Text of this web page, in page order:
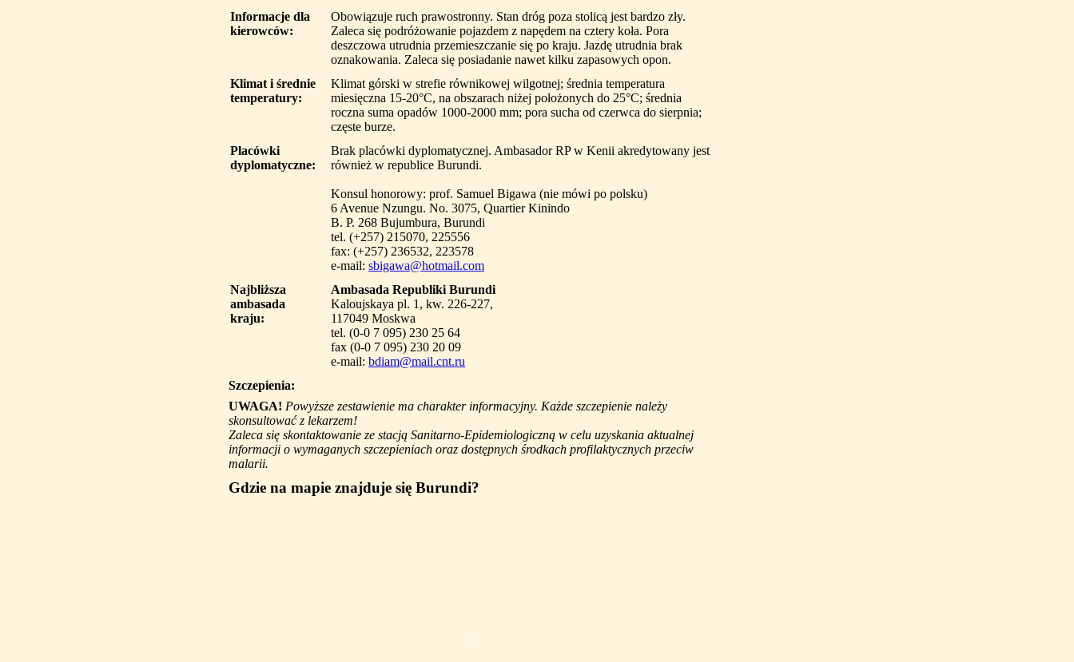
Informacje dla
kierowców:
Obowiązuje ruch prawostronny. Stan dróg poza stolicą jest bardzo zły.
Zaleca się podróżowanie pojazdem z napędem na cztery koła. Pora
deszczowa utrudnia przemieszczanie się po kraju. Jazdę utrudnia brak
oznakowania. Zaleca się posiadanie nawet kilku zapasowych opon.
Klimat i średnie
temperatury:
Klimat górski w strefie równikowej wilgotnej; średnia temperatura
miesięczna 15-20°C, na obszarach niżej położonych do 25°C; średnia
roczna suma opadów 1000-2000 mm; pora sucha od czerwca do sierpnia;
częste burze.
Placówki
dyplomatyczne:
Brak placówki dyplomatycznej. Ambasador RP w Kenii akredytowany jest
również w republice Burundi.
Konsul honorowy: prof. Samuel Bigawa (nie mówi po polsku)
6 Avenue Nzungu. No. 3075, Quartier Kinindo
B. P. 268 Bujumbura, Burundi
tel. (+257) 215070, 225556
fax: (+257) 236532, 223578
e-mail: sbigawa@hotmail.com
Najbliższa
ambasada
kraju:
Ambasada Republiki Burundi
Kaloujskaya pl. 1, kw. 226-227,
117049 Moskwa
tel. (0-0 7 095) 230 25 64
fax (0-0 7 095) 230 20 09
e-mail: bdiam@mail.cnt.ru
Szczepienia:
UWAGA! Powyższe zestawienie ma charakter informacyjny. Każde szczepienie należy
skonsultować z lekarzem!
Zaleca się skontaktowanie ze stacją Sanitarno-Epidemiologiczną w celu uzyskania aktualnej
informacji o wymaganych szczepieniach oraz dostępnych środkach profilaktycznych przeciw
malarii.
Gdzie na mapie znajduje się Burundi?